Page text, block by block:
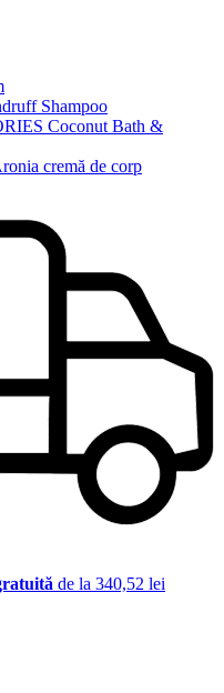
Shampoo
Coconut Bath &
cremă de corp
de la 340,52 lei